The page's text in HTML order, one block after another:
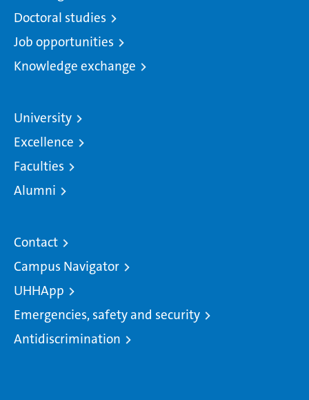
Doctoral studies
Job opportunities
Knowledge exchange
University
Excellence
Faculties
Alumni
Contact
Campus Navigator
UHHApp
Emergencies, safety and security
Antidiscrimination